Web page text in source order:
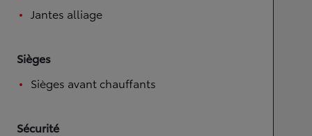
Jantes alliage
Sièges
Sièges avant chauffants
Sécurité